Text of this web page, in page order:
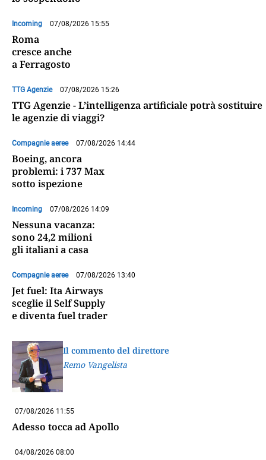
Incoming 07/08/2026 15:55
Roma
cresce anche
a Ferragosto
TTG Agenzie 07/08/2026 15:26
TTG Agenzie - L’intelligenza artificiale potrà sostituire
le agenzie di viaggi?
Compagnie aeree 07/08/2026 14:44
Boeing, ancora
problemi: i 737 Max
sotto ispezione
Incoming 07/08/2026 14:09
Nessuna vacanza:
sono 24,2 milioni
gli italiani a casa
Compagnie aeree 07/08/2026 13:40
Jet fuel: Ita Airways
sceglie il Self Supply
e diventa fuel trader
Il commento del direttore
Remo Vangelista
07/08/2026 11:55
Adesso tocca ad Apollo
04/08/2026 08:00